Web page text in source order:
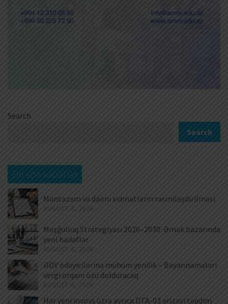
Search
Search
Ən son xəbərlər
Müntəzəm və daimi xidmətlərin rəsmiləşdirilməsi
AUGUST 7, 2026
Məşğulluq Strategiyası 2026–2030: Əmək bazarında
yeni hədəflər
AUGUST 6, 2026
ƏDV ödəyicilərinə mühüm yenilik – Bəyannamələri
vergi orqanı özü dolduracaq
AUGUST 6, 2026
Hər yeni invoys üzrə ayrıca DTA-03 ərizəsi təqdim